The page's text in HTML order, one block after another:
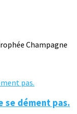
Champagne
se dément pas.